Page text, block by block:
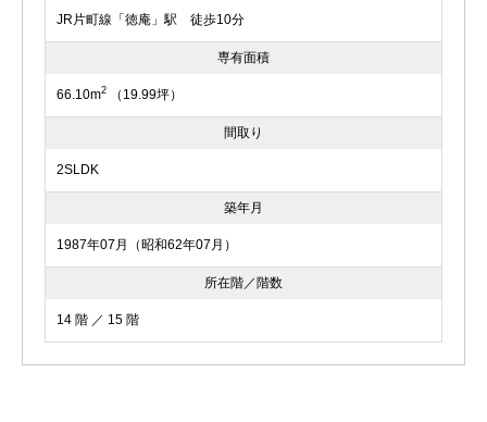
JR片町線「徳庵」駅 徒歩10分
専有面積
66.10m2 （19.99坪）
間取り
2SLDK
築年月
1987年07月（昭和62年07月）
所在階／階数
14 階 ／ 15 階